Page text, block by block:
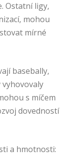
Ostatní ligy,
mohou
mírné
basebally,
s míčem
dovedností
a hmotnosti: